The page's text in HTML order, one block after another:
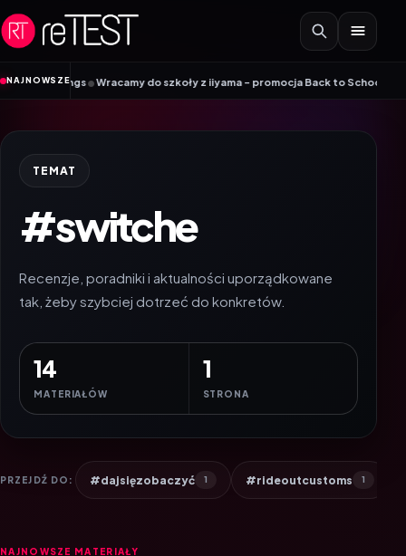
Przejdź do treści
NAJNOWSZE
szkoły z iiyama – promocja Back to School na wybrane monitory•Patriot i
TEMAT
#switche
Recenzje, poradniki i aktualności uporządkowane
tak, żeby szybciej dotrzeć do konkretów.
14
MATERIAŁÓW
1
STRONA
PRZEJDŹ DO: #dajsięzobaczyć 1 #rideoutcustoms 1
NAJNOWSZE MATERIAŁY